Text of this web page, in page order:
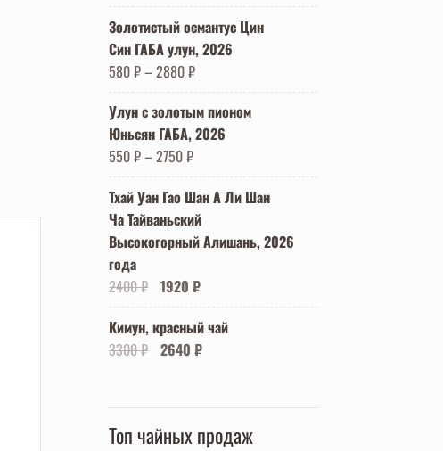
Золотистый османтус Цин
Син ГАБА улун, 2026
580₽–2880₽
Улун с золотым пионом
Юньсян ГАБА, 2026
550₽–2750₽
Тхай Уан Гао Шан А Ли Шан
Ча Тайваньский
Высокогорный Алишань, 2026
года
2400₽ Первоначальная
цена
составляла
2400 ₽.
1920₽Текущая
цена:
1920 ₽.
Кимун, красный чай
3300₽ Первоначальная
3300 ₽.
2640₽Текущая
Топ чайных продаж